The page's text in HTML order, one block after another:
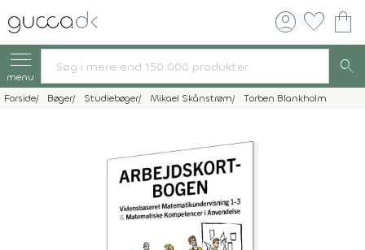
account_circle favorite shopping_bag
menu search
Forside Bøger Studiebøger Mikael Skånstrøm Torben Blankholm